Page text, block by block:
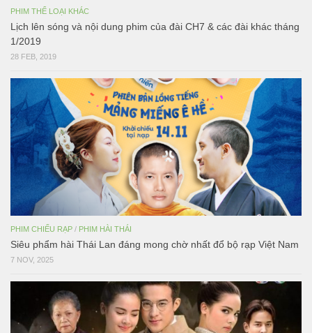
PHIM THỂ LOẠI KHÁC
Lịch lên sóng và nội dung phim của đài CH7 & các đài khác tháng
1/2019
28 FEB, 2019
PHIM CHIẾU RẠP / PHIM HÀI THÁI
Siêu phẩm hài Thái Lan đáng mong chờ nhất đổ bộ rạp Việt Nam
7 NOV, 2025